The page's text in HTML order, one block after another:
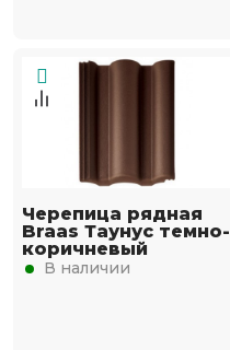
Черепица рядная
Braas Таунус темно-
коричневый
В наличии